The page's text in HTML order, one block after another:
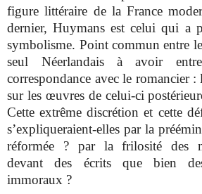
figure littéraire de la France
dernier, Huymans est celui qui a
symbolisme. Point commun entre
seul Néerlandais à avoir
correspondance avec le romancier :
sur les œuvres de celui-ci
Cette extrême discrétion et cette
s’expliqueraient-elles par la
réformée ? par la frilosité des
devant des écrits que bien
immoraux ?